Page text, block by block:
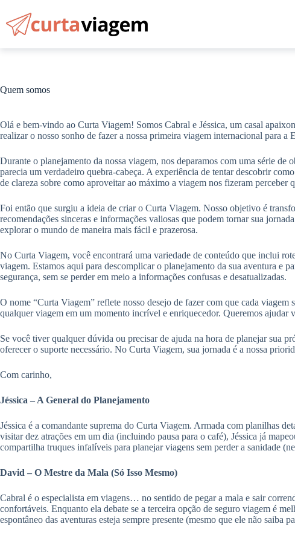
conteúdo
Quem somos
Olá e bem-vindo ao Curta Viagem! Somos Cabral e Jéssica, um casal
realizar o nosso sonho de fazer a nossa primeira viagem internacional para
Durante o planejamento da nossa viagem, nos deparamos com uma série de
parecia um verdadeiro quebra-cabeça. A experiência de tentar descobrir
de clareza sobre como aproveitar ao máximo a viagem nos fizeram perceber
Foi então que surgiu a ideia de criar o Curta Viagem. Nosso objetivo é
recomendações sinceras e informações valiosas que podem tornar sua
explorar o mundo de maneira mais fácil e prazerosa.
No Curta Viagem, você encontrará uma variedade de conteúdo que inclui
viagem. Estamos aqui para descomplicar o planejamento da sua aventura e
segurança, sem se perder em meio a informações confusas e desatualizadas.
O nome “Curta Viagem” reflete nosso desejo de fazer com que cada
qualquer viagem em um momento incrível e enriquecedor. Queremos ajudar
Se você tiver qualquer dúvida ou precisar de ajuda na hora de planejar sua
oferecer o suporte necessário. No Curta Viagem, sua jornada é a nossa
Com carinho,
Jéssica – A General do Planejamento
Jéssica é a comandante suprema do Curta Viagem. Armada com planilhas
visitar dez atrações em um dia (incluindo pausa para o café), Jéssica já
compartilha truques infalíveis para planejar viagens sem perder a sanidade
David – O Mestre da Mala (Só Isso Mesmo)
Cabral é o especialista em viagens… no sentido de pegar a mala e sair
confortáveis. Enquanto ela debate se a terceira opção de seguro viagem é
espontâneo das aventuras esteja sempre presente (mesmo que ele não saiba